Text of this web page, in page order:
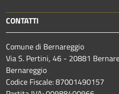
CONTATTI
Comune di Bernareggio
Via S. Pertini, 46 - 20881
Bernareggio
Codice Fiscale: 87001490157